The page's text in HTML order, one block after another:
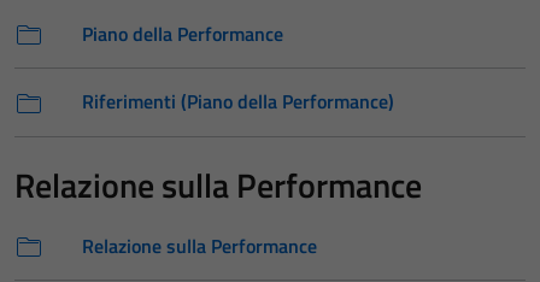
Piano della Performance
Riferimenti (Piano della Performance)
Relazione sulla Performance
Relazione sulla Performance